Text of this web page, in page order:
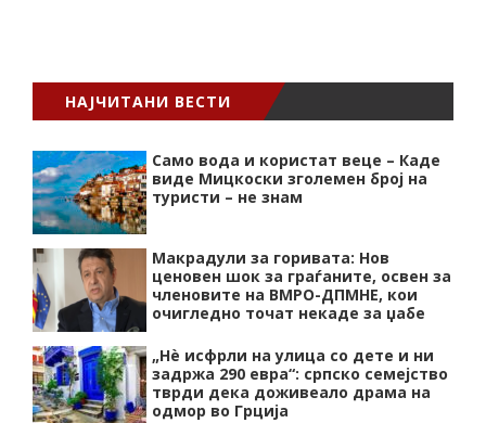
НАЈЧИТАНИ ВЕСТИ
Само вода и користат веце – Каде
виде Мицкоски зголемен број на
туристи – не знам
Макрадули за горивата: Нов
ценовен шок за граѓаните, освен за
членовите на ВМРО-ДПМНЕ, кои
очигледно точат некаде за џабе
„Нѐ исфрли на улица со дете и ни
задржа 290 евра“: српско семејство
тврди дека доживеало драма на
одмор во Грција